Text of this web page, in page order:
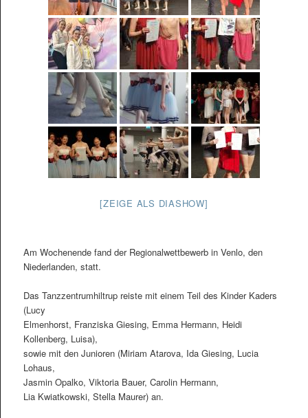
[ZEIGE ALS DIASHOW]
Am Wochenende fand der Regionalwettbewerb in Venlo, den
Niederlanden, statt.
Das Tanzzentrumhiltrup reiste mit einem Teil des Kinder Kaders
(Lucy
Elmenhorst, Franziska Giesing, Emma Hermann, Heidi
Kollenberg, Luisa),
sowie mit den Junioren (Miriam Atarova, Ida Giesing, Lucia
Lohaus,
Jasmin Opalko, Viktoria Bauer, Carolin Hermann,
Lia Kwiatkowski, Stella Maurer) an.